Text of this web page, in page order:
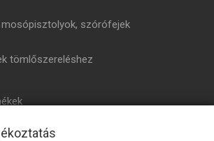
szórófejek
tömlőszereléshez